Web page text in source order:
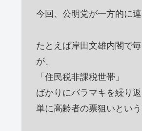
今回、公明党が一方的に
たとえば岸田文雄内閣で
が、
「住民税非課税世帯」
ばかりにバラマキを繰り
単に高齢者の票狙いとい